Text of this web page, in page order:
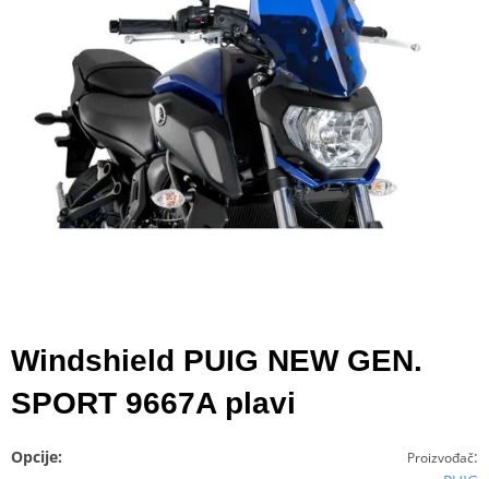
Windshield PUIG NEW GEN.
SPORT 9667A plavi
Proizvođač:
Opcije: